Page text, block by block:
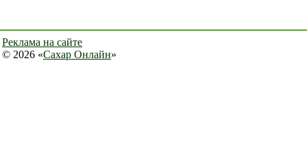
Реклама на сайте
© 2026 «Сахар Онлайн»